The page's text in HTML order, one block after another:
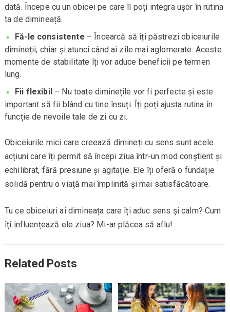
dată. Începe cu un obicei pe care îl poți integra ușor în rutina
ta de dimineață.
Fă-le consistente – Încearcă să îți păstrezi obiceiurile
dimineții, chiar și atunci când ai zile mai aglomerate. Aceste
momente de stabilitate îți vor aduce beneficii pe termen
lung.
Fii flexibil– Nu toate diminețile vor fi perfecte și este
important să fii blând cu tine însuți. Îți poți ajusta rutina în
funcție de nevoile tale de zi cu zi.
Obiceiurile mici care creează dimineți cu sens sunt acele
acțiuni care îți permit să începi ziua într-un mod conștient și
echilibrat, fără presiune și agitație. Ele îți oferă o fundație
solidă pentru o viață mai împlinită și mai satisfăcătoare.
Tu ce obiceiuri ai dimineața care îți aduc sens și calm? Cum
îți influențează ele ziua? Mi-ar plăcea să aflu!
Related Posts